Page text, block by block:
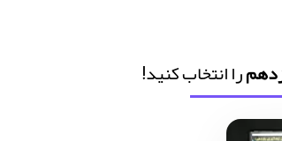
را انتخاب کنید!